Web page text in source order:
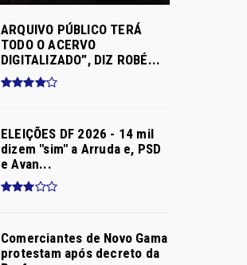
ARQUIVO PÚBLICO TERÁ
TODO O ACERVO
DIGITALIZADO”, DIZ ROBÉ...
ELEIÇÕES DF 2026 - 14 mil
dizem "sim" a Arruda e, PSD
e Avan...
Comerciantes de Novo Gama
protestam após decreto da